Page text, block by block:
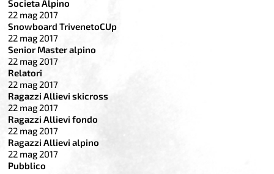
Societa Alpino
22 mag 2017
Snowboard TrivenetoCUp
22 mag 2017
Senior Master alpino
22 mag 2017
Relatori
22 mag 2017
Ragazzi Allievi skicross
22 mag 2017
Ragazzi Allievi fondo
22 mag 2017
Ragazzi Allievi alpino
22 mag 2017
Pubblico